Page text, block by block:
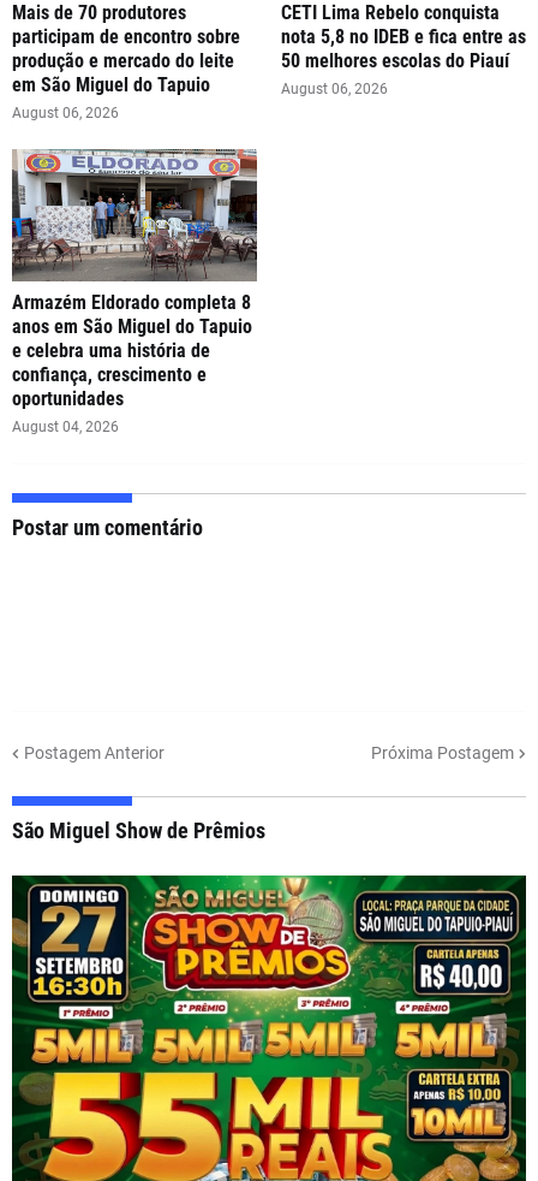
Mais de 70 produtores
participam de encontro sobre
produção e mercado do leite
em São Miguel do Tapuio
August 06, 2026
CETI Lima Rebelo conquista
nota 5,8 no IDEB e fica entre as
50 melhores escolas do Piauí
August 06, 2026
Armazém Eldorado completa 8
anos em São Miguel do Tapuio
e celebra uma história de
confiança, crescimento e
oportunidades
August 04, 2026
Postar um comentário
Postagem Anterior Próxima Postagem
São Miguel Show de Prêmios